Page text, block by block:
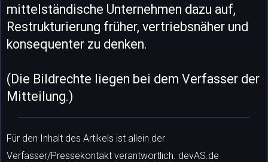
mittelständische Unternehmen dazu auf,
Restrukturierung früher, vertriebsnäher und
konsequenter zu denken.
(Die Bildrechte liegen bei dem Verfasser der
Mitteilung.)
Für den Inhalt des Artikels ist allein der
Verfasser/Pressekontakt verantwortlich. devAS.de